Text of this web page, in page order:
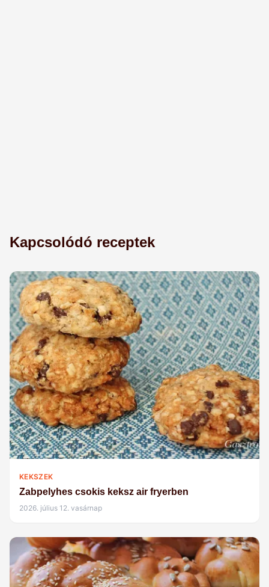
Kapcsolódó receptek
KEKSZEK
Zabpelyhes csokis keksz air fryerben
2026. július 12. vasárnap